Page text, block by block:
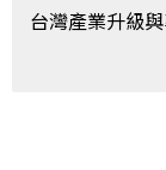
台灣產業升級